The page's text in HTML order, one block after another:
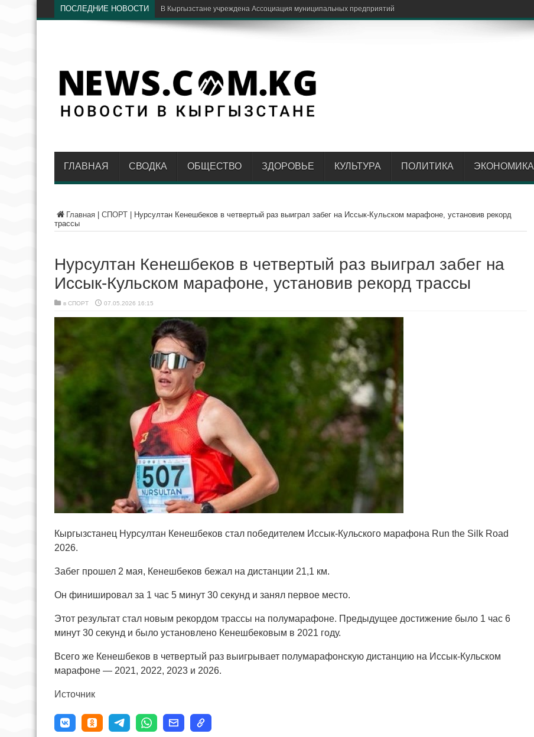
ПОСЛЕДНИЕ НОВОСТИ
ГЛАВНАЯ СВОДКА ОБЩЕСТВО ЗДОРОВЬЕ КУЛЬТУРА ПОЛИТИКА ЭКОНОМИКА
Главная СПОРТ
Нурсултан Кенешбеков в четвертый раз выиграл забег на Иссык-Кульском марафоне, установив рекорд
трассы
Нурсултан Кенешбеков в четвертый раз выиграл забег на
Иссык-Кульском марафоне, установив рекорд трассы
в СПОРТ 07.05.2026 16:15
Кыргызстанец Нурсултан Кенешбеков стал победителем Иссык-Кульского марафона Run the Silk Road
2026.
Забег прошел 2 мая, Кенешбеков бежал на дистанции 21,1 км.
Он финишировал за 1 час 5 минут 30 секунд и занял первое место.
Этот результат стал новым рекордом трассы на полумарафоне. Предыдущее достижение было 1 час 6
минут 30 секунд и было установлено Кенешбековым в 2021 году.
Всего же Кенешбеков в четвертый раз выигрывает полумарафонскую дистанцию на Иссык-Кульском
марафоне — 2021, 2022, 2023 и 2026.
Источник